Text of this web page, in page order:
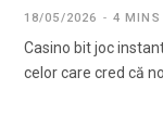
18/05/2026 4 MINS
Casino bit joc
celor care cred că